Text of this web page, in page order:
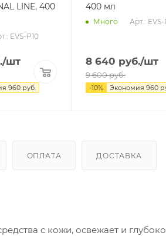
LINE, 400
EVS-P10
/шт
960 руб.
400 мл
Много Арт.: EVS-
8 640 руб./шт
9 600руб.
-10% Экономия 960
ОПЛАТА ДОСТАВКА
с кожи, освежает и глубоко